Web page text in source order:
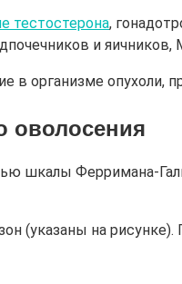
тестостерона,
и яичников,
в организме опухоли,
оволосения
шкалы Ферримана-
(указаны на